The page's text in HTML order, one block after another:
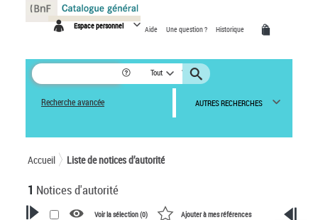
Espace personnel Aide Une question ? Historique
Tout
Recherche avancée AUTRES RECHERCHES
Accueil Liste de notices d’autorité
1 Notices d'autorité
Voir la sélection (0) Ajouter à mes références
Panneau de gestion des cookies